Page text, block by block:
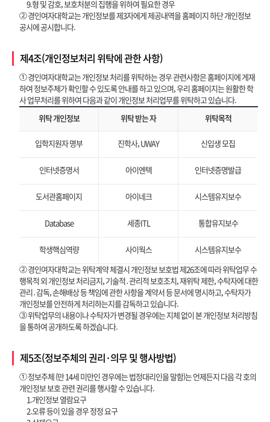
9.형 및 감호, 보호처분의 집행을 위하여 필요한 경우
② 경인여자대학교는 개인정보를 제3자에게 제공내역을 홈페이지 하단 개인정보
공시에 공시합니다.
제4조(개인정보처리 위탁에 관한 사항)
① 경인여자대학교는 개인정보 처리를 위탁하는 경우 관련사항은 홈페이지에 게재
하여 정보주체가 확인할 수 있도록 안내를 하고 있으며, 우리 홈페이지는 원활한 학
사 업무처리를 위하여 다음과 같이 개인정보 처리업무를 위탁하고 있습니다.
위탁 개인정보 위탁 받는 자 위탁목적
입학지원자 명부 진학사, UWAY 신입생 모집
인터넷증명서 아이엔텍 인터넷증명발급
도서관홈페이지 아이네크 시스템유지보수
Database 세종ITL 통합유지보수
학생핵심역량 사이웍스 시스템유지보수
② 경인여자대학교는 위탁계약 체결시 개인정보 보호법 제26조에 따라 위탁업무 수
행목적 외 개인정보 처리금지, 기술적․관리적 보호조치, 재위탁 제한, 수탁자에 대한
관리․감독, 손해배상 등 책임에 관한 사항을 계약서 등 문서에 명시하고, 수탁자가
개인정보를 안전하게 처리하는지를 감독하고 있습니다.
③ 위탁업무의 내용이나 수탁자가 변경될 경우에는 지체 없이 본 개인정보 처리방침
을 통하여 공개하도록 하겠습니다.
제5조(정보주체의 권리·의무 및 행사방법)
① 정보주체 (만 14세 미만인 경우에는 법정대리인을 말함)는 언제든지 다음 각 호의
개인정보 보호 관련 권리를 행사할 수 있습니다.
1.개인정보 열람요구
2.오류 등이 있을 경우 정정 요구